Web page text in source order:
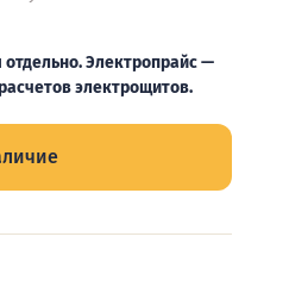
отдельно. Электропрайс —
электрощитов.